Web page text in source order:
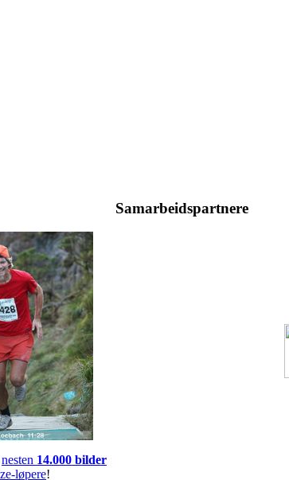
nesten 14.000 bilder
løpere!
Samarbeidspartnere